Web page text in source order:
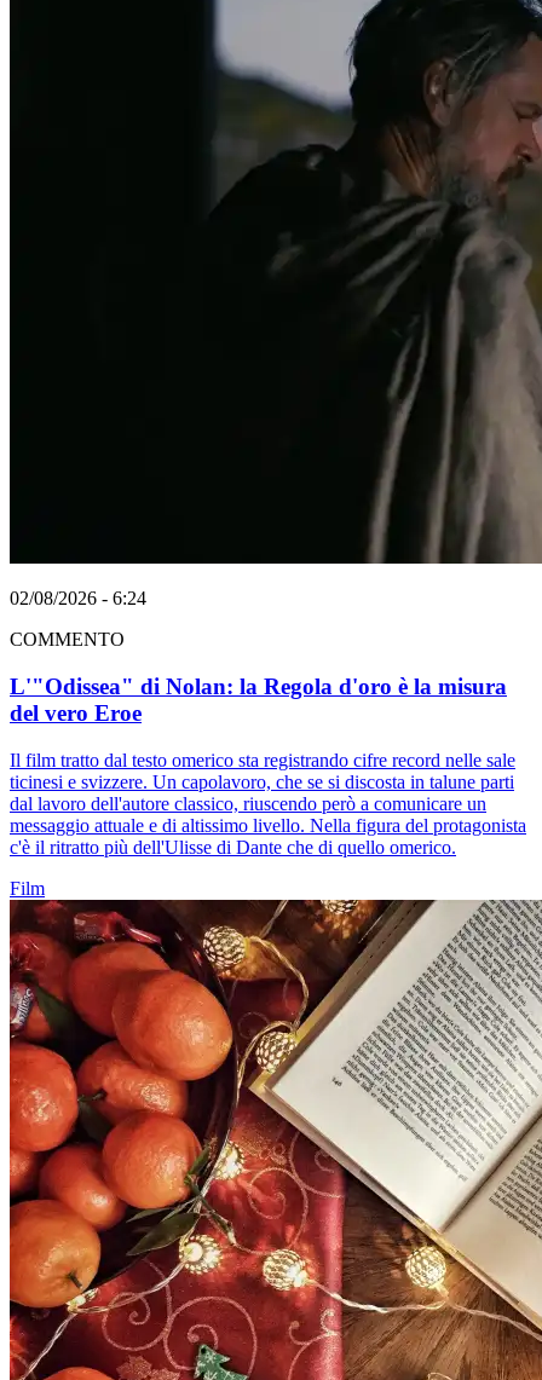
02/08/2026 - 6:24
COMMENTO
L'"Odissea" di Nolan: la Regola d'oro è la misura
del vero Eroe
Il film tratto dal testo omerico sta registrando cifre record nelle sale
ticinesi e svizzere. Un capolavoro, che se si discosta in talune parti
dal lavoro dell'autore classico, riuscendo però a comunicare un
messaggio attuale e di altissimo livello. Nella figura del protagonista
c'è il ritratto più dell'Ulisse di Dante che di quello omerico.
Film